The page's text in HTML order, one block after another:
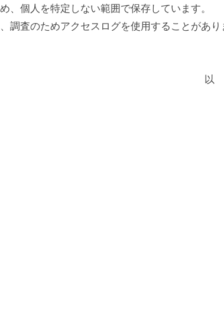
Copyright© 2021 Tokyo University of Science Library. All
個人を特定しない範囲で保存しています。
査のためアクセスログを使用することがあり
以